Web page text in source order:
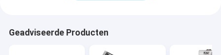
Geadviseerde Producten